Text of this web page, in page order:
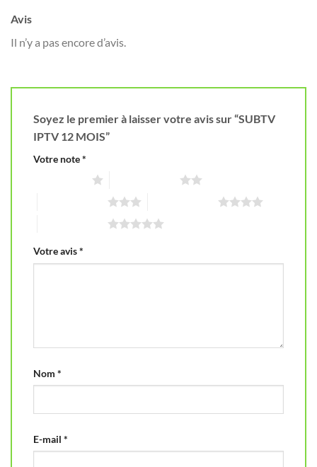
Avis
Il n’y a pas encore d’avis.
Soyez le premier à laisser votre avis sur “SUBTV
IPTV 12 MOIS”
Votre note*
Votre avis*
Nom *
E-mail *